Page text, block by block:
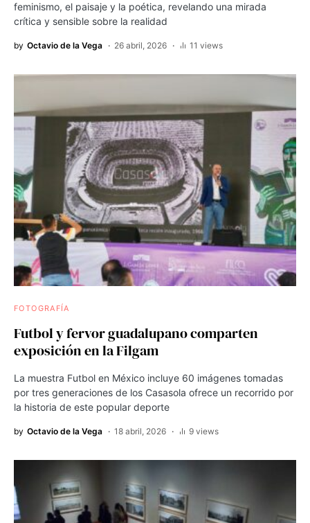
feminismo, el paisaje y la poética, revelando una mirada
crítica y sensible sobre la realidad
by Octavio de la Vega 26 abril, 2026 11 views
FOTOGRAFÍA
Futbol y fervor guadalupano comparten
exposición en la Filgam
La muestra Futbol en México incluye 60 imágenes tomadas
por tres generaciones de los Casasola ofrece un recorrido por
la historia de este popular deporte
by Octavio de la Vega 18 abril, 2026 9 views